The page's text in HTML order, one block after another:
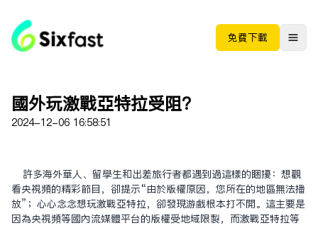
免费下载
国外玩激战亚特拉受阻？
2024-12-06 16:58:51
许多海外华人、留学生和出差旅行者都遇到过这样的困扰：想观
看央视频的精彩节目，却提示“由于版权原因，您所在的地区无法播
放”；心心念念想玩激战亚特拉，却发现游戏根本打不开。这主要是
因为央视频等国内流媒体平台的版权受地域限制，而激战亚特拉等